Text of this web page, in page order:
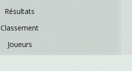
Résultats
Classement
Joueurs